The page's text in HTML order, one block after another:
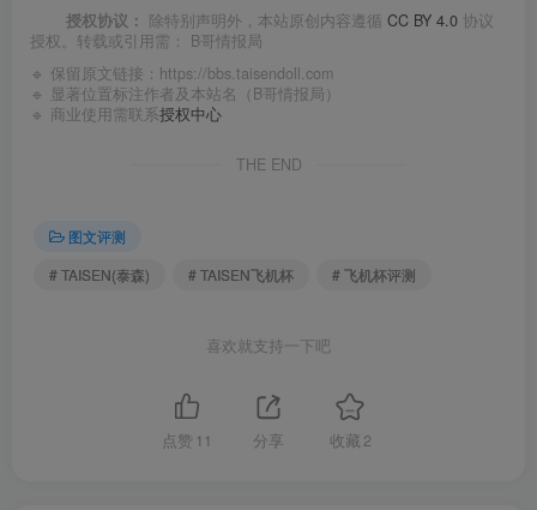
授权协议： 除特别声明外，本站原创内容遵循 CC BY 4.0 协议
授权。转载或引用需： B哥情报局
🔹 保留原文链接： https://bbs.taisendoll.com
🔹 显著位置标注作者及本站名（B哥情报局）
🔹 商业使用需联系授权中心
THE END
图文评测
# TAISEN(泰森)
# TAISEN飞机杯 # 飞机杯评测
喜欢就支持一下吧
点赞 11 分享 收藏 2